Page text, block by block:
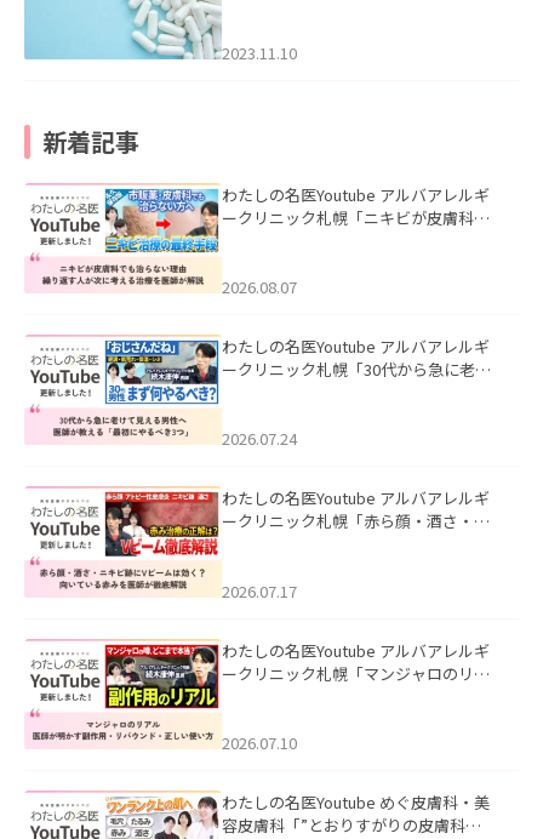
2023.11.10
新着記事
わたしの名医Youtube アルバアレルギ
ークリニック札幌「ニキビが皮膚科で
ました。
2026.08.07
わたしの名医Youtube アルバアレルギ
ークリニック札幌「30代から急に老け
た。
2026.07.24
わたしの名医Youtube アルバアレルギ
ークリニック札幌「赤ら顔・酒さ・ニ
した。
2026.07.17
わたしの名医Youtube アルバアレルギ
ークリニック札幌「マンジャロのリア
た。
2026.07.10
わたしの名医Youtube めぐ皮膚科・美
容皮膚科「”とおりすがりの皮膚科